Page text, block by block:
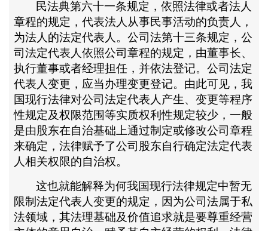
民法典第六十一条规定，依照法律或者法人
章程的规定，代表法人从事民事活动的负责人，
为法人的法定代表人。公司法第十三条规定，公
司法定代表人依照公司章程的规定，由董事长、
执行董事或者经理担任，并依法登记。公司法定
代表人变更，应当办理变更登记。由此可见，我
国现行法律对公司法定代表人产生、变更等程序
性规定及权限范围等实质权利性规定较少，一般
是由股东在自治基础上通过制定或修改公司章程
来确定，法律赋予了公司股东自行确定法定代表
人相关权限的自治权。
这也就能解释为何我国现行法律规定中暂无
限制法定代表人变更的规定，因为公司法属于私
法领域，其法理基础及价值追求就是要尊重经营